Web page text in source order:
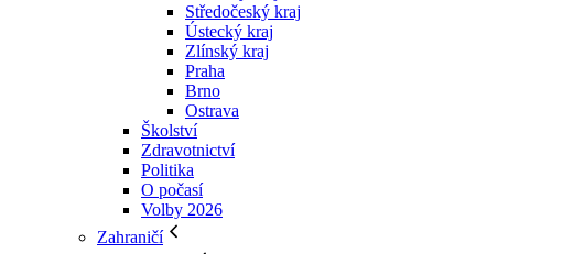
Středočeský kraj
Ústecký kraj
Zlínský kraj
Praha
Brno
Ostrava
Školství
Zdravotnictví
Politika
O počasí
Volby 2026
Zahraničí